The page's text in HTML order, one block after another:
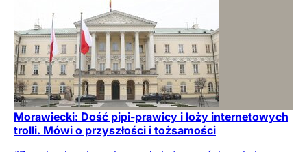
Morawiecki: Dość pipi-prawicy i loży internetowych
trolli. Mówi o przyszłości i tożsamości